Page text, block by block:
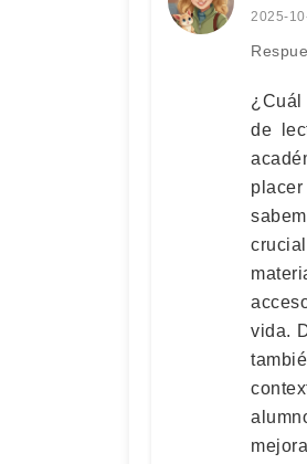
2025-
¿Cuál
de
vida.